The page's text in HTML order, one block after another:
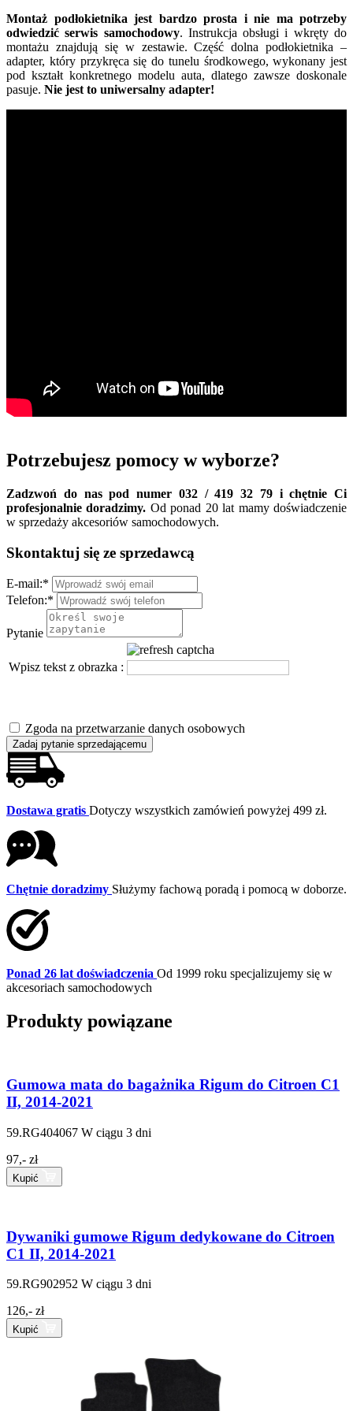
Montaż podłokietnika jest bardzo prosta i nie ma potrzeby
odwiedzić serwis samochodowy. Instrukcja obsługi i wkręty do
montażu znajdują się w zestawie. Część dolna podłokietnika –
adapter, który przykręca się do tunelu środkowego, wykonany jest
pod kształt konkretnego modelu auta, dlatego zawsze doskonale
pasuje. Nie jest to uniwersalny adapter!
Potrzebujesz pomocy w wyborze?
Zadzwoń do nas pod numer 032 / 419 32 79 i chętnie Ci
profesjonalnie doradzimy. Od ponad 20 lat mamy doświadczenie
w sprzedaży akcesoriów samochodowych.
Skontaktuj się ze sprzedawcą
E-mail:*
Telefon:*
Pytanie
Wpisz tekst z obrazka :
Zgoda na przetwarzanie danych osobowych
Zadaj pytanie sprzedającemu
Dostawa gratis Dotyczy wszystkich zamówień powyżej 499 zł.
Chętnie doradzimy Służymy fachową poradą i pomocą w doborze.
Ponad 26 lat doświadczenia Od 1999 roku specjalizujemy się w
akcesoriach samochodowych
Produkty powiązane
Gumowa mata do bagażnika Rigum do Citroen C1
II, 2014-2021
59.RG404067 W ciągu 3 dni
97,- zł
Kupić
Dywaniki gumowe Rigum dedykowane do Citroen
C1 II, 2014-2021
59.RG902952 W ciągu 3 dni
126,- zł
Kupić